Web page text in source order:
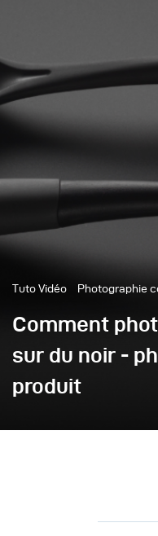
Tuto Vidéo Photographie
Comment
sur du noir -
produit